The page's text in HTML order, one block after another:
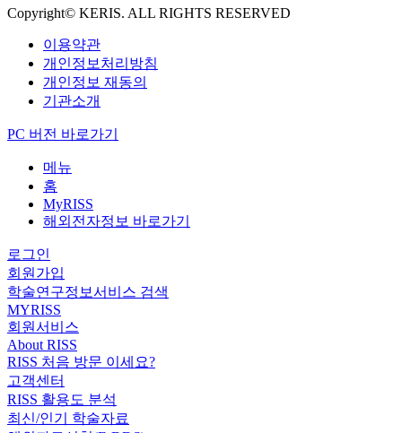
Copyright© KERIS. ALL RIGHTS RESERVED
이용약관
개인정보처리방침
개인정보 재동의
기관소개
PC 버전 바로가기
메뉴
홈
MyRISS
해외전자정보 바로가기
로그인
회원가입
학술연구정보서비스 검색
MYRISS
회원서비스
About RISS
RISS 처음 방문 이세요?
고객센터
RISS 활용도 분석
최신/인기 학술자료